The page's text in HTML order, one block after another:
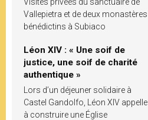
Vallepietra et de deux monastères
bénédictins à Subiaco
Léon XIV : « Une soif de
justice, une soif de charité
authentique »
Lors d’un déjeuner solidaire à
Castel Gandolfo, Léon XIV appelle
à construire une Église